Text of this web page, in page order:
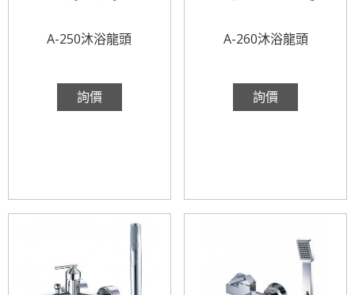
A-250沐浴龍頭
詢價
A-260沐浴龍頭
詢價